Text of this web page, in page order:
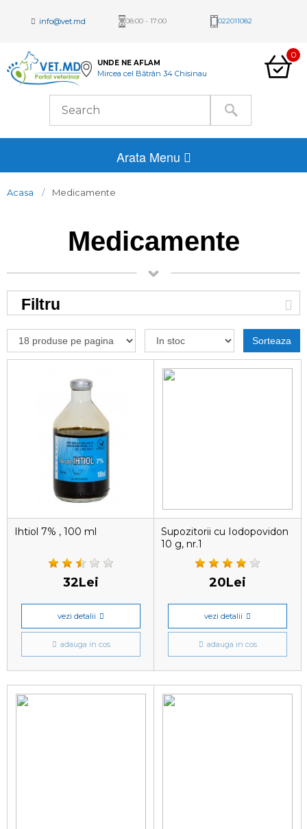
info@vet.md 08:00 - 17:00 022011082
UNDE NE AFLAM
Mircea cel Bătrân 34 Chisinau
0
Arata Menu
Acasa Medicamente
Medicamente
Filtru
Sorteaza
Ihtiol 7% , 100 ml
32Lei
vezi detalii
adauga in cos
Supozitorii cu Iodopovidon
10 g, nr.1
20Lei
vezi detalii
adauga in cos